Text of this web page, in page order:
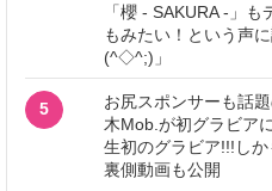
「櫻 - SAKURA -」
もみたい！という声
(^◇^;)」
5
お尻スポンサーも話
木Mob.が初グラビア
生初のグラビア!!!し
裏側動画も公開